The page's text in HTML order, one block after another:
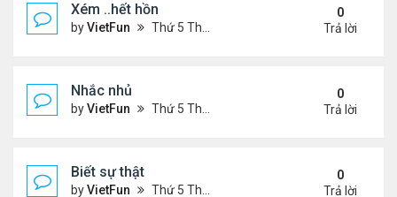
Xém ..hết hồn
byVietFun Thứ 5 Tháng 7 14, 2022 4:44 pm
0
Trả lời
Nhắc nhủ
byVietFun Thứ 5 Tháng 7 14, 2022 4:38 pm
0
Trả lời
Biết sự thật
byVietFun Thứ 5 Tháng 7 14, 2022 4:37 pm
0
Trả lời